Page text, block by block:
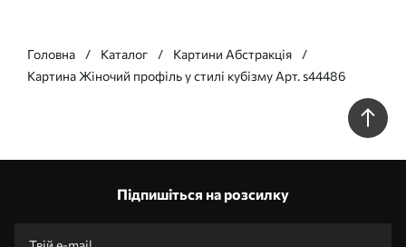
Головна Каталог
Картини Абстракція
Картина Жіночий профіль у стилі кубізму Арт. s44486
Підпишіться на розсилку